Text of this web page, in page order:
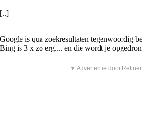
[..]
Google is qua zoekresultaten tegenwoordig
Bing is 3 x zo erg.... en die wordt je
▼ Advertentie door